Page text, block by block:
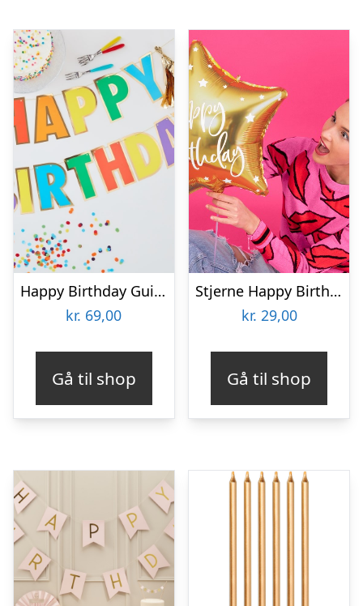
Happy Birthday Guirlande Multifarvet/Guld
kr. 69,00
Gå til shop
Stjerne Happy Birthday Folieballon Guld
kr. 29,00
Gå til shop